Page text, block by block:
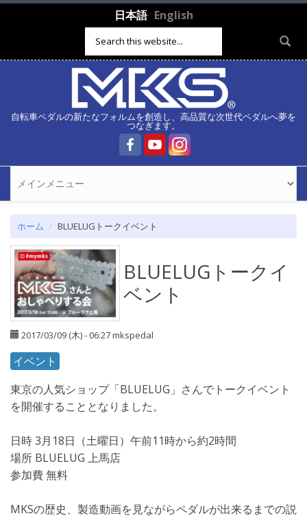
メインコンテンツに移動日本語 English
検索フォーム
自転車ペダルの新たなフォルムを創造し、高品質な次世代ペダルへ夢を
つなぎます。
ホーム BLUELUGトークイベント
BLUELUGトークイ
ベント
2017/03/09 (木) - 06:27mkspedal
イベント
東京の人気ショップ「BLUELUG」さんでトークイベント
を開催することとなりました。
日時 3月18日（土曜日）午前11時から約2時間
場所 BLUELUG 上馬店
参加費 無料
MKSの歴史、製造動画を見ながらペダルが出来るまでの説